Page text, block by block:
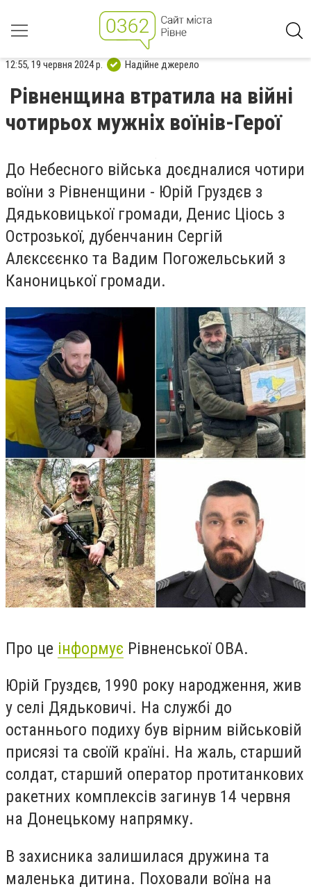
12:55, 19 червня 2024 р. Надійне джерело
Рівненщина втратила на війні
чотирьох мужніх воїнів-Герої
До Небесного війська доєдналися чотири
воїни з Рівненщини - Юрій Груздєв з
Дядьковицької громади, Денис Ціось з
Острозької, дубенчанин Сергій
Алєксєєнко та Вадим Погожельський з
Каноницької громади.
Про це інформує Рівненської ОВА.
Юрій Груздєв, 1990 року народження, жив
у селі Дядьковичі. На службі до
останнього подиху був вірним військовій
присязі та своїй країні. На жаль, старший
солдат, старший оператор протитанкових
ракетних комплексів загинув 14 червня
на Донецькому напрямку.
В захисника залишилася дружина та
маленька дитина. Поховали воїна на